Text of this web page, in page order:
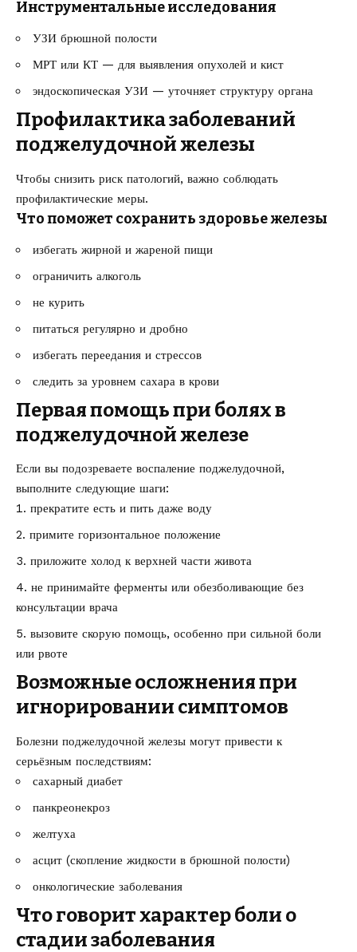
Инструментальные исследования
УЗИ брюшной полости
МРТ или КТ — для выявления опухолей и кист
эндоскопическая УЗИ — уточняет структуру органа
Профилактика заболеваний
поджелудочной железы
Чтобы снизить риск патологий, важно соблюдать
профилактические меры.
Что поможет сохранить здоровье железы
избегать жирной и жареной пищи
ограничить алкоголь
не курить
питаться регулярно и дробно
избегать переедания и стрессов
следить за уровнем сахара в крови
Первая помощь при болях в
поджелудочной железе
Если вы подозреваете воспаление поджелудочной,
выполните следующие шаги:
прекратите есть и пить даже воду
примите горизонтальное положение
приложите холод к верхней части живота
не принимайте ферменты или обезболивающие без
консультации врача
вызовите скорую помощь, особенно при сильной боли
или рвоте
Возможные осложнения при
игнорировании симптомов
Болезни поджелудочной железы могут привести к
серьёзным последствиям:
сахарный диабет
панкреонекроз
желтуха
асцит (скопление жидкости в брюшной полости)
онкологические заболевания
Что говорит характер боли о
стадии заболевания